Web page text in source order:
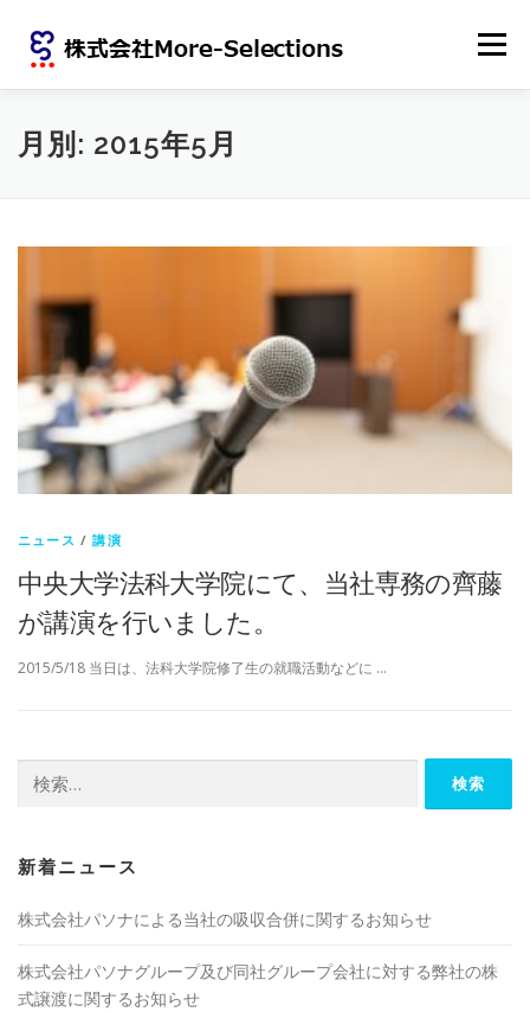
メニュー
ホーム 会社概要
サイトポリシー
月別: 2015年5月
ニュース /講演
中央大学法科大学院にて、当社専務の齊藤
が講演を行いました。
2015/5/18 当日は、法科大学院修了生の就職活動などに …
新着ニュース
株式会社パソナによる当社の吸収合併に関するお知らせ
株式会社パソナグループ及び同社グループ会社に対する弊社の株
式譲渡に関するお知らせ